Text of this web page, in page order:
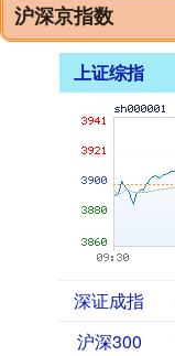
沪深京指数
上证综指
深证成指
沪深300